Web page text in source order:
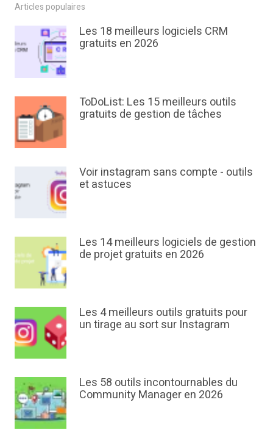
Articles populaires
Les 18 meilleurs logiciels CRM
gratuits en 2026
ToDoList: Les 15 meilleurs outils
gratuits de gestion de tâches
Voir instagram sans compte - outils
et astuces
Les 14 meilleurs logiciels de gestion
de projet gratuits en 2026
Les 4 meilleurs outils gratuits pour
un tirage au sort sur Instagram
Les 58 outils incontournables du
Community Manager en 2026